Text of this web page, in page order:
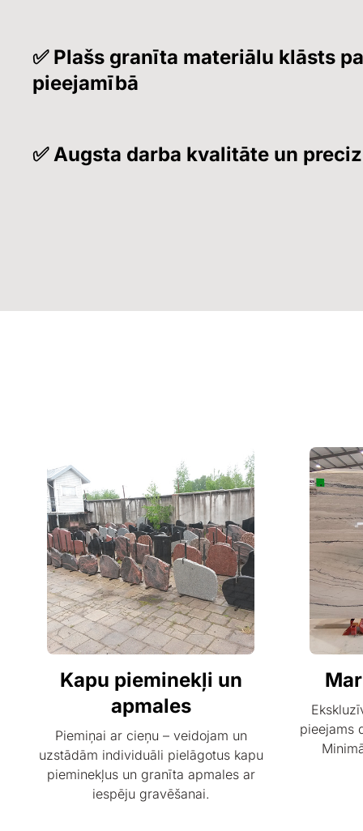
✅ Plašs granīta materiālu klāsts
pieejamībā
✅ Augsta darba kvalitāte un
Kapu pieminekļi un
apmales
Piemiņai ar cieņu – veidojam un
uzstādām individuāli pielāgotus kapu
pieminekļus un granīta apmales ar
iespēju gravēšanai.
pieejams